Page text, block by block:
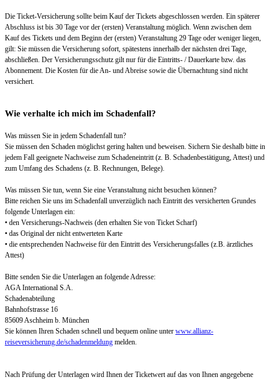
Die Ticket-Versicherung sollte beim Kauf der Tickets abgeschlossen werden. Ein späterer
Abschluss ist bis 30 Tage vor der (ersten) Veranstaltung möglich. Wenn zwischen dem
Kauf des Tickets und dem Beginn der (ersten) Veranstaltung 29 Tage oder weniger liegen,
gilt: Sie müssen die Versicherung sofort, spätestens innerhalb der nächsten drei Tage,
abschließen. Der Versicherungsschutz gilt nur für die Eintritts- / Dauerkarte bzw. das
Abonnement. Die Kosten für die An- und Abreise sowie die Übernachtung sind nicht
versichert.
Wie verhalte ich mich im Schadenfall?
Was müssen Sie in jedem Schadenfall tun?
Sie müssen den Schaden möglichst gering halten und beweisen. Sichern Sie deshalb bitte in
jedem Fall geeignete Nachweise zum Schadeneintritt (z. B. Schadenbestätigung, Attest) und
zum Umfang des Schadens (z. B. Rechnungen, Belege).
Was müssen Sie tun, wenn Sie eine Veranstaltung nicht besuchen können?
Bitte reichen Sie uns im Schadenfall unverzüglich nach Eintritt des versicherten Grundes
folgende Unterlagen ein:
• den Versicherungs-Nachweis (den erhalten Sie von Ticket Scharf)
• das Original der nicht entwerteten Karte
• die entsprechenden Nachweise für den Eintritt des Versicherungsfalles (z.B. ärztliches
Attest)
Bitte senden Sie die Unterlagen an folgende Adresse:
AGA International S.A.
Schadenabteilung
Bahnhofstrasse 16
85609 Aschheim b. München
Sie können Ihren Schaden schnell und bequem online unter www.allianz-
reiseversicherung.de/schadenmeldung melden.
Nach Prüfung der Unterlagen wird Ihnen der Ticketwert auf das von Ihnen angegebene